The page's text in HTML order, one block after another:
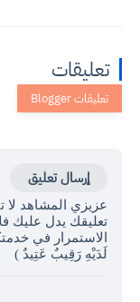
تعليقات
إرسال تعليق
عزيزي المشاهد لا
تعليقك يدل عليك
الاستمرار في
لَدَيْهِ رَقِيبٌ عَتِيدٌ )